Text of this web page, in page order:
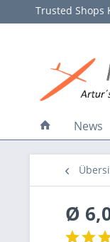
Trusted Shops
News
Ø